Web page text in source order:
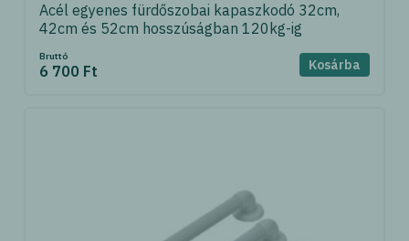
Acél egyenes fürdőszobai kapaszkodó 32cm,
42cm és 52cm hosszúságban 120kg-ig
Bruttó
6 700 Ft Kosárba